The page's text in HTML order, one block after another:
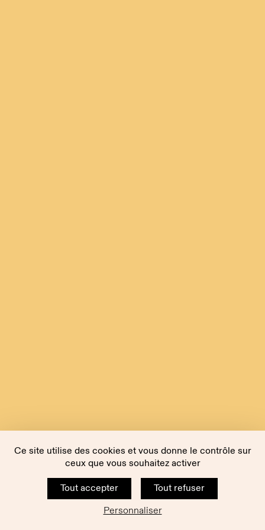
Ce site utilise des cookies et vous donne le contrôle sur
ceux que vous souhaitez activer
Tout accepter
Tout refuser
Personnaliser